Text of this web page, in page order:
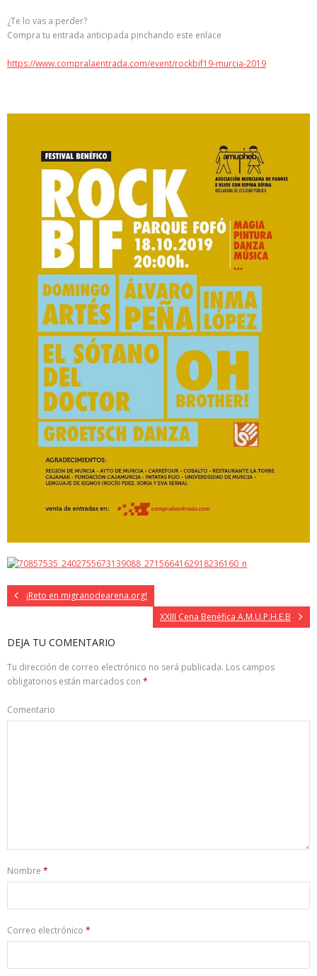
¿Te lo vas a perder?
Compra tu entrada anticipada pinchando este enlace
https://www.compralaentrada.com/event/rockbif19-murcia-2019
¡Reto en migranodearena.org!
XXIII Cena Benéfica A.M.U.P.H.E.B
DEJA TU COMENTARIO
Tu dirección de correo electrónico no será publicada. Los campos
obligatorios están marcados con *
Comentario
Nombre *
Correo electrónico *